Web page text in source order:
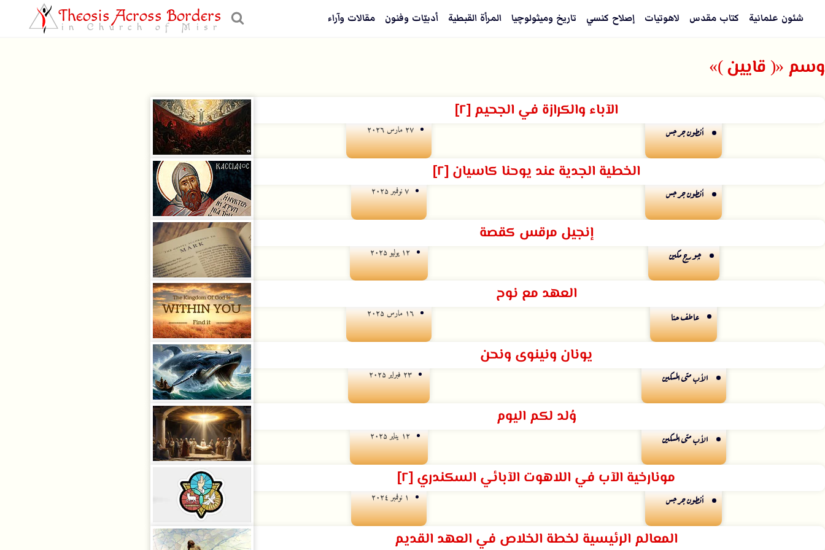
شئون علمانية كتاب مقدس لاهوتيات إصلاح كنسي تاريخ وميثولوچيا المرأة القبطية أدبيّات وفنون مقالات وآراء Theosis Across Borders
in Church of Misr
وسم «( قايين )»
الآباء والكرازة في الجحيم [٢]
أنطون جرجس ۲۷ مارس ۲۰۲٦
الخطية الجدية عند يوحنا كاسيان [٢]
أنطون جرجس ۷ نوفمبر ۲۰۲۵
إنجيل مرقس كقصة
چورچ مكين ۱۲ يوليو ۲۰۲۵
العهد مع نوح
عاطف حنا ۱٦ مارس ۲۰۲۵
يونان ونينوى ونحن
الأب متى المسكين ۲۳ فبراير ۲۰۲۵
وُلد لكم اليوم
الأب متى المسكين ۱۲ يناير ۲۰۲۵
مونارخية الآب في اللاهوت الآبائي السكندري [٢]
أنطون جرجس ۱ نوفمبر ۲۰۲٤
المعالم الرئيسية لخطة الخلاص في العهد القديم